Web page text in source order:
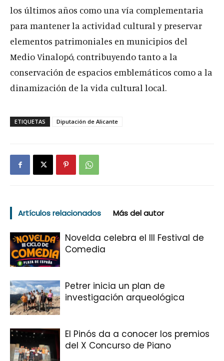
los últimos años como una vía complementaria
para mantener la actividad cultural y preservar
elementos patrimoniales en municipios del
Medio Vinalopó, contribuyendo tanto a la
conservación de espacios emblemáticos como a la
dinamización de la vida cultural local.
ETIQUETAS Diputación de Alicante
Artículos relacionados Más del autor
Novelda celebra el III Festival de
Comedia
Petrer inicia un plan de
investigación arqueológica
El Pinós da a conocer los premios
del X Concurso de Piano